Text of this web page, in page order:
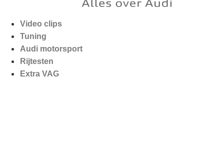
Video clips
Tuning
Audi motorsport
Rijtesten
Extra VAG